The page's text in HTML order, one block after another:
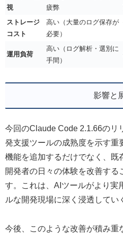
視
疲弊
ストレージ
コスト
高い（大量のログ保存が
必要）
運用負荷
高い（ログ解析・選別に
手間）
影響と
今回のClaude Code 2.1.66のリ
発支援ツールの成熟度を示す重
機能を追加するだけでなく、既
開発者の日々の体験を改善する
す。これは、AIツールがより実
ルな開発現場に深く浸透してい
今後、このような改善が積み